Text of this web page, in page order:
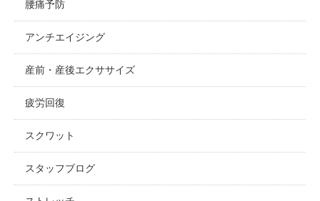
腰痛予防
アンチエイジング
産前・産後エクササイズ
疲労回復
スクワット
スタッフブログ